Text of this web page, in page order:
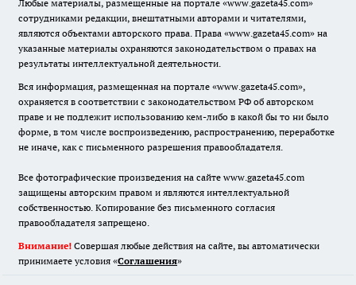
Любые материалы, размещенные на портале «www.gazeta45.com»
сотрудниками редакции, внештатными авторами и читателями,
являются объектами авторского права. Права «www.gazeta45.com» на
указанные материалы охраняются законодательством о правах на
результаты интеллектуальной деятельности.
Вся информация, размещенная на портале «www.gazeta45.com»,
охраняется в соответствии с законодательством РФ об авторском
праве и не подлежит использованию кем-либо в какой бы то ни было
форме, в том числе воспроизведению, распространению, переработке
не иначе, как с письменного разрешения правообладателя.
Все фотографические произведения на сайте www.gazeta45.com
защищены авторским правом и являются интеллектуальной
собственностью. Копирование без письменного согласия
правообладателя запрещено.
Внимание! Совершая любые действия на сайте, вы автоматически
принимаете условия «Cоглашения»